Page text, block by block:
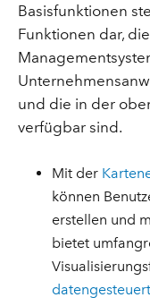
Basisfunktionen
Funktionen dar,
und die in der
verfügbar sind.
Mit der
können
erstellen und
bietet